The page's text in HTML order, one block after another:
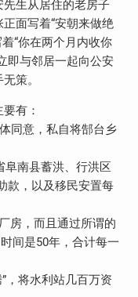
生从居住的老房子
面写着“安朝来做绝
“你在两个月内收你
即与邻居一起向公安
策。
有：
同意，私自将郜台乡
阜南县蓄洪、行洪区
款，以及移民安置每
房，而且通过所谓的
间是50年，合计每一
，将水利站几百万资